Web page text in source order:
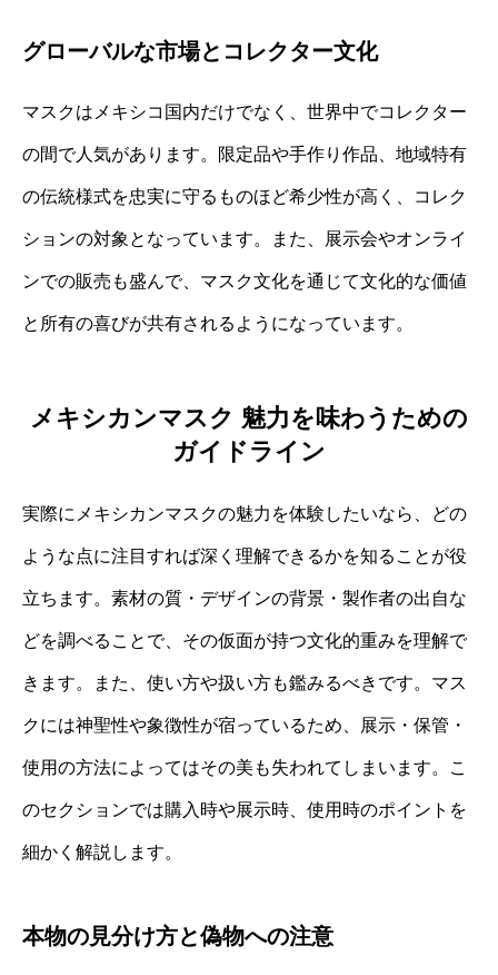
グローバルな市場とコレクター文化
マスクはメキシコ国内だけでなく、世界中でコレクター
の間で人気があります。限定品や手作り作品、地域特有
の伝統様式を忠実に守るものほど希少性が高く、コレク
ションの対象となっています。また、展示会やオンライ
ンでの販売も盛んで、マスク文化を通じて文化的な価値
と所有の喜びが共有されるようになっています。
メキシカンマスク 魅力を味わうための
ガイドライン
実際にメキシカンマスクの魅力を体験したいなら、どの
ような点に注目すれば深く理解できるかを知ることが役
立ちます。素材の質・デザインの背景・製作者の出自な
どを調べることで、その仮面が持つ文化的重みを理解で
きます。また、使い方や扱い方も鑑みるべきです。マス
クには神聖性や象徴性が宿っているため、展示・保管・
使用の方法によってはその美も失われてしまいます。こ
のセクションでは購入時や展示時、使用時のポイントを
細かく解説します。
本物の見分け方と偽物への注意